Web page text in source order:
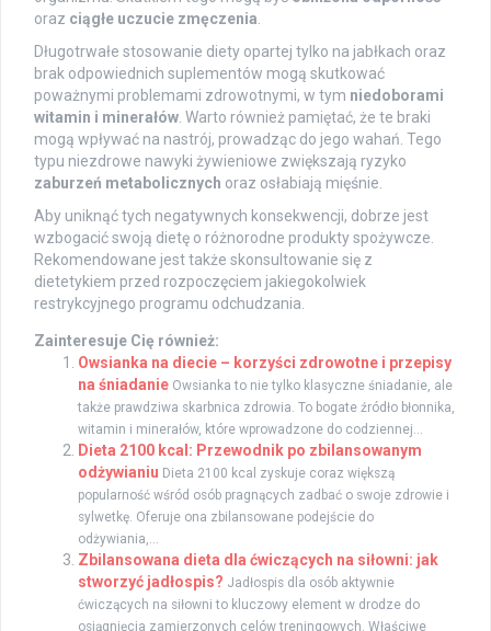
oraz ciągłe uczucie zmęczenia
Długotrwałe stosowanie diety opartej tylko na jabłkach oraz
brak odpowiednich suplementów mogą skutkować
poważnymi problemami zdrowotnymi, w tym niedoborami
witamin i minerałów . Warto również pamiętać, że te braki
mogą wpływać na nastrój, prowadząc do jego wahań. Tego
typu niezdrowe nawyki żywieniowe zwiększają ryzyko
zaburzeń metabolicznych oraz osłabiają mięśnie.
Aby uniknąć tych negatywnych konsekwencji, dobrze jest
wzbogacić swoją dietę o różnorodne produkty spożywcze.
Rekomendowane jest także skonsultowanie się z
dietetykiem przed rozpoczęciem jakiegokolwiek
restrykcyjnego programu odchudzania.
Zainteresuje Cię również:
Owsianka na diecie – korzyści zdrowotne i przepisy
na śniadanie Owsianka to nie tylko klasyczne śniadanie, ale
także prawdziwa skarbnica zdrowia. To bogate źródło błonnika,
witamin i minerałów, które wprowadzone do codziennej...
Dieta 2100 kcal: Przewodnik po zbilansowanym
odżywianiu Dieta 2100 kcal zyskuje coraz większą
popularność wśród osób pragnących zadbać o swoje zdrowie i
sylwetkę. Oferuje ona zbilansowane podejście do
odżywiania,...
Zbilansowana dieta dla ćwiczących na siłowni: jak
stworzyć jadłospis? Jadłospis dla osób aktywnie
ćwiczących na siłowni to kluczowy element w drodze do
osiągnięcia zamierzonych celów treningowych. Właściwe